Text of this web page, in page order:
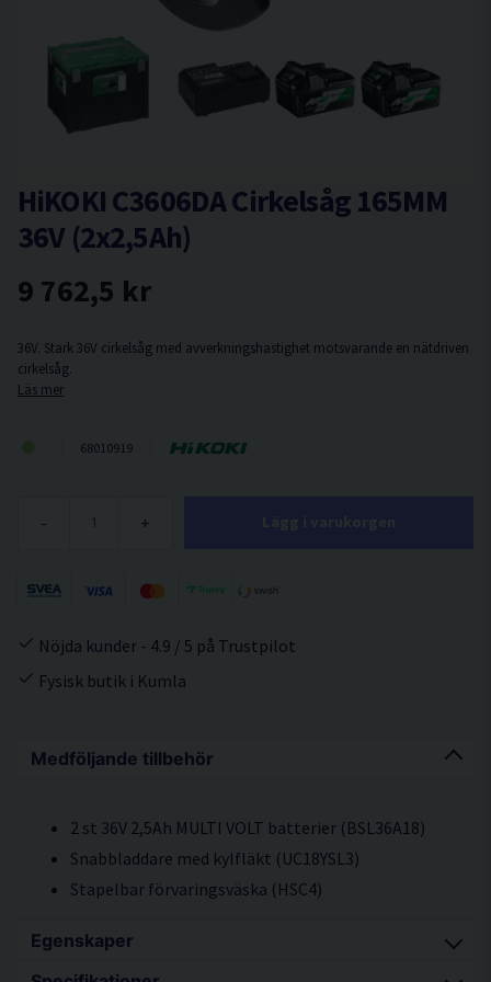
Medföljande tillbehör
2 st 36V 2,5Ah MULTI VOLT batterier (BSL36A18)
Snabbladdare med kylfläkt (UC18YSL3)
Stapelbar förvaringsväska (HSC4)
Egenskaper
HiKOKI C3606DA Cirkelsåg 165MM
36V (2x2,5Ah)
9 762,5 kr
36V. Stark 36V cirkelsåg med avverkningshastighet motsvarande en nätdriven
cirkelsåg.
Läs mer
68010919
- +
Nöjda kunder - 4.9 / 5 på Trustpilot
Fysisk butik i Kumla